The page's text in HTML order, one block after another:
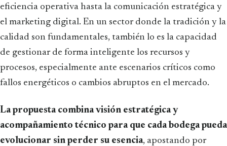
eficiencia operativa hasta la comunicación estratégica y
el marketing digital. En un sector donde la tradición y la
calidad son fundamentales, también lo es la capacidad
de gestionar de forma inteligente los recursos y
procesos, especialmente ante escenarios críticos como
fallos energéticos o cambios abruptos en el mercado.
La propuesta combina visión estratégica y
acompañamiento técnico para que cada bodega pueda
evolucionar sin perder su esencia, apostando por